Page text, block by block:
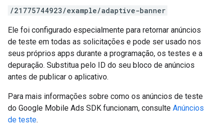
/21775744923/example/adaptive-banner
Ele foi configurado especialmente para retornar anúncios
de teste em todas as solicitações e pode ser usado nos
seus próprios apps durante a programação, os testes e a
depuração. Substitua pelo ID do seu bloco de anúncios
antes de publicar o aplicativo.
Para mais informações sobre como os anúncios de teste
do Google Mobile Ads SDK funcionam, consulte Anúncios
de teste.